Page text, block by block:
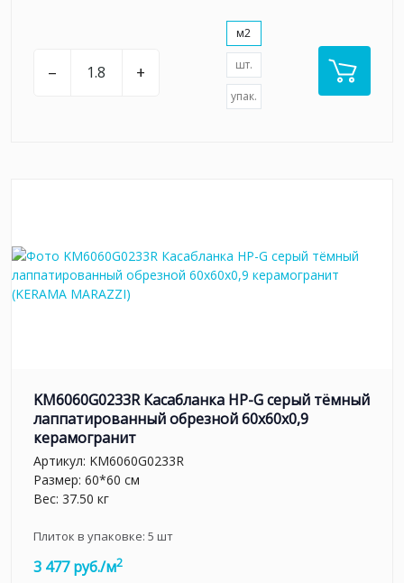
– +
м2
шт.
упак.
KM6060G0233R Касабланка HP-G серый тёмный
лаппатированный обрезной 60x60x0,9
керамогранит
Артикул: KM6060G0233R
Размер: 60*60 см
Вес: 37.50 кг
Плиток в упаковке: 5 шт
3 477 руб./м2